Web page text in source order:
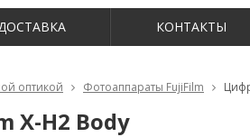
КОНТАКТЫ
оптикой Фотоаппараты FujiFilm
X-H2 Body